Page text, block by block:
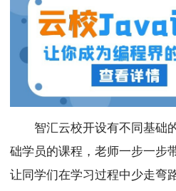
智汇云校开设有不同基础
础学员的课程，老师一步一步
让同学们在学习过程中少走弯